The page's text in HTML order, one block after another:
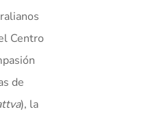
Centro
de
), la